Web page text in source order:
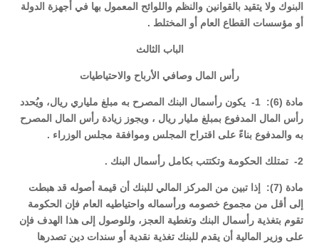
البنوك ولا يتقيد بالقوانين والنظم واللوائح المعمول بها في أجهزة الدولة
أو مؤسسات القطاع العام أو المختلط .
الباب الثالث
رأس المال وصافي الأرباح والاحتياطيات
مادة (6): 1- يكون رأسمال البنك المصرح به مبلغ ملياري ريال، ويُحدد
رأس المال المدفوع بمبلغ مليار ريال ، ويجوز زيادة رأس المال المصرح
به والمدفوع بناءً على اقتراح المجلس وموافقة مجلس الوزراء .
2- تمتلك الحكومة وتكتتب بكامل رأسمال البنك .
مادة (7): إذا تبين من المركز المالي للبنك أن قيمة أصوله قد هبطت
إلى أقل من مجموع خصومه ورأسماله واحتياطيه العام فإن الحكومة
تقوم بتغذية رأسمال البنك وتغطية العجز، وللوصول إلى هذا الهدف فإن
على وزير المالية أن يقدم للبنك تغذية نقدية أو سندات دين تصدرها